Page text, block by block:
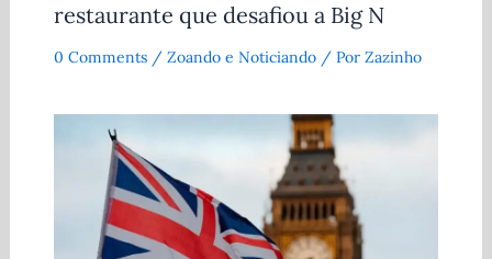
restaurante que desafiou a Big N
0 Comments / Zoando e Noticiando/ Por Zazinho